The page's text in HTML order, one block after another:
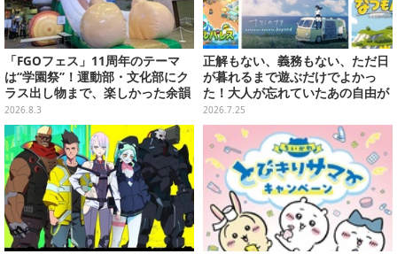
「FGOフェス」11周年のテーマ
は“学園祭”！運動部・文化部にク
ラス出し物まで、楽しかった余韻
が残る思い出を写真たっぷりでお
届け【写真180枚】
2026.8.3
正解もない、義務もない、ただ日
が暮れるまで遊ぶだけでよかっ
た！大人が忘れていたあの自由が
蘇るノスタルジー夏休みゲームお
すすめ5選【特集】
2026.7.25